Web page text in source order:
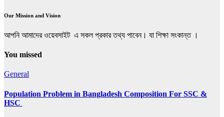
Our Mission and Vision
আপনি আমাদের ওয়েবসাইট এ সকল প্রকার তথ্য পাবেন। যা শিক্ষা সংকান্ত ।
You missed
General
Population Problem in Bangladesh Composition For SSC &
HSC